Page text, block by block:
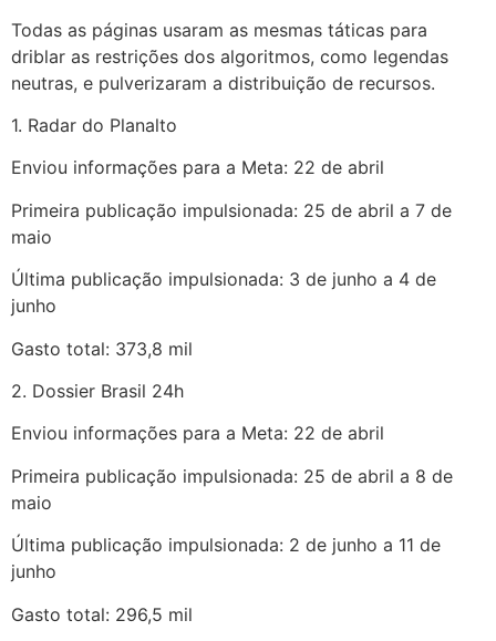
Todas as páginas usaram as mesmas táticas para
driblar as restrições dos algoritmos, como legendas
neutras, e pulverizaram a distribuição de recursos.
1. Radar do Planalto
Enviou informações para a Meta: 22 de abril
Primeira publicação impulsionada: 25 de abril a 7 de
maio
Última publicação impulsionada: 3 de junho a 4 de
junho
Gasto total: 373,8 mil
2. Dossier Brasil 24h
Enviou informações para a Meta: 22 de abril
Primeira publicação impulsionada: 25 de abril a 8 de
maio
Última publicação impulsionada: 2 de junho a 11 de
junho
Gasto total: 296,5 mil